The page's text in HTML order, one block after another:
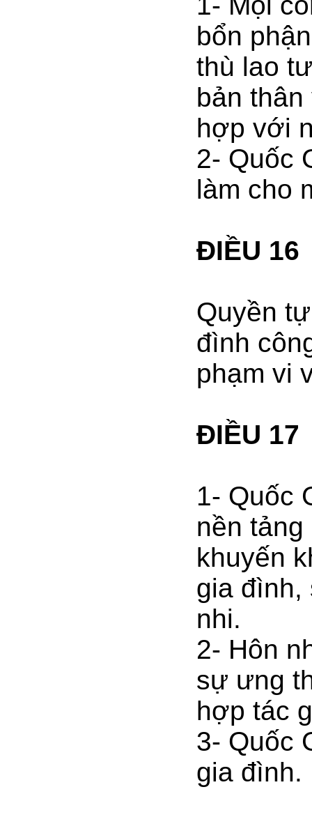
bổn
thù lao
bản
hợp với
2- Quốc
làm cho
ĐIỀU 16
Quyền
đình
phạm vi
ĐIỀU 17
1- Quốc
nền
khuyến
gia đình,
nhi.
2- Hôn
sự ưng
hợp tác
3- Quốc
gia đình.